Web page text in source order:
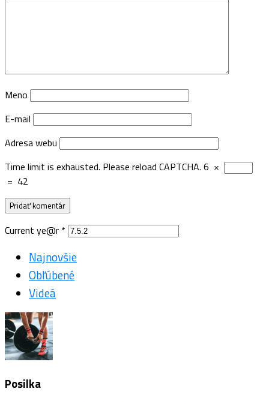
Meno
E-mail
Adresa webu
Time limit is exhausted. Please reload CAPTCHA. 6 ×
= 42
Current ye@r *
Najnovšie
Obľúbené
Videá
Posilka